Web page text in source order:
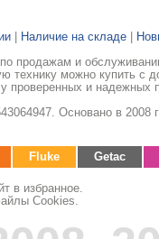
Наличие на складе
продажам и
технику можно купить с
у проверенных и надежных
Основано в 2008
Fluke Getac
в избранное.
Cookies.